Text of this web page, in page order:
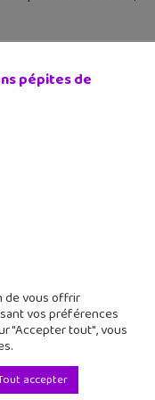
nouveau genre
de rôle, c'est le tour
iPad. Dans
avec des
pépites de
de vous offrir
vos préférences
"Accepter tout", vous
accepter